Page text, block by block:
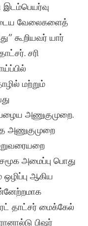
இடம்பெயர்வு
வேலைகளைத்
கூறியவர் யார்
சரி
மற்றும்
அணுகுமுறை.
அணுகுமுறை
அமைப்பு பொது
ஆகிய
தாட்சர்மைக்கேல்
பிஷர்